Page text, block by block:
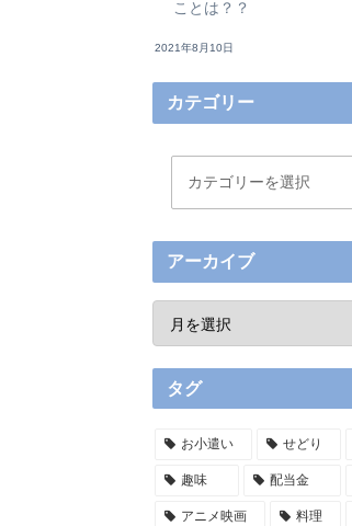
ことは？？
2021年8月10日
カテゴリー
アーカイブ
タグ
お小遣い せどり
趣味 配当金
アニメ映画 料理